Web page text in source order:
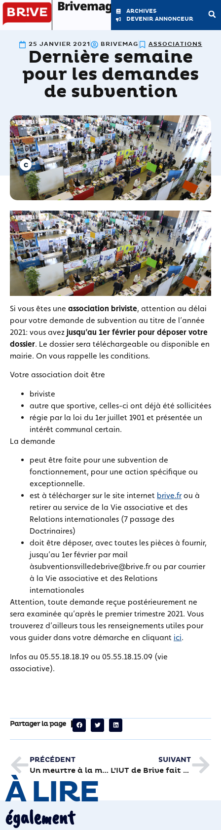
Brivemag'
ARCHIVES
DEVENIR ANNONCEUR
25 JANVIER 2021 BRIVEMAG ASSOCIATIONS
Dernière semaine
pour les demandes
de subvention
Si vous êtes une association briviste, attention au délai
pour votre demande de subvention au titre de l’année
2021: vous avez jusqu’au 1er février pour déposer votre
dossier. Le dossier sera téléchargeable ou disponible en
mairie. On vous rappelle les conditions.
Votre association doit être
briviste
autre que sportive, celles-ci ont déjà été sollicitées
régie par la loi du 1er juillet 1901 et présentée un
intérêt communal certain.
La demande
peut être faite pour une subvention de
fonctionnement, pour une action spécifique ou
exceptionnelle.
est à télécharger sur le site internet brive.frou à
retirer au service de la Vie associative et des
Relations internationales (7 passage des
Doctrinaires)
doit être déposer, avec toutes les pièces à fournir,
jusqu’au 1er février par mail
àsubventionsvilledebrive@brive.fr ou par courrier
à la Vie associative et des Relations
internationales
Attention, toute demande reçue postérieurement ne
sera examinée qu’après le premier trimestre 2021. Vous
trouverez d’ailleurs tous les renseignements utiles pour
vous guider dans votre démarche en cliquant ici.
Infos au 05.55.18.18.19 ou 05.55.18.15.09 (vie
associative).
Partager la page
PRÉCÉDENT
Un meurtre à la médiathèque demain
SUIVANT
L’IUT de Brive fait ses journées portes ouvertes en virtuel
À LIRE
également